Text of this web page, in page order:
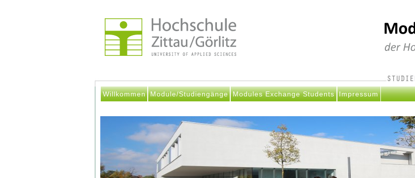
Willkommen Module/Studiengänge Modules Exchange Students Impressum